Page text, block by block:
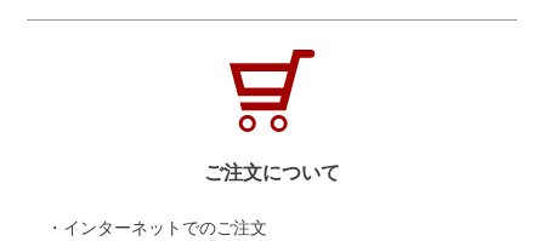
ご注文について
・インターネットでのご注文